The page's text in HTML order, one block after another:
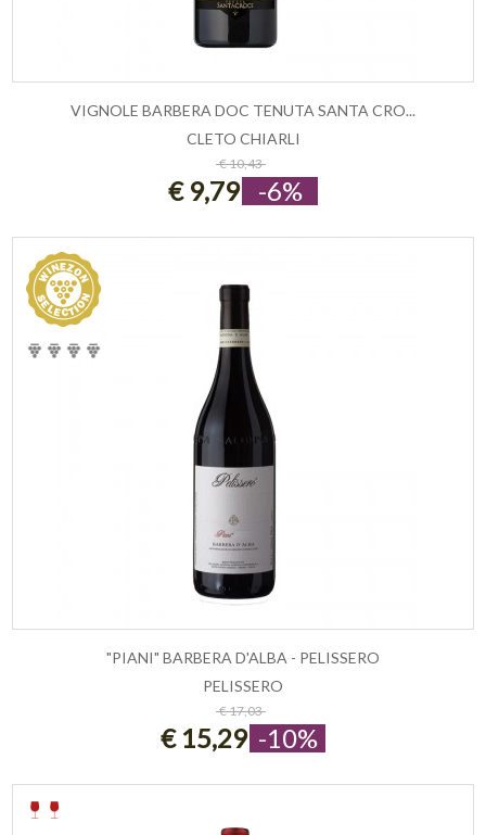
ESAURITO
VIGNOLE BARBERA DOC TENUTA SANTA CRO...
CLETO CHIARLI
€ 10,43
€ 9,79 -6%
ESAURITO
"PIANI" BARBERA D'ALBA - PELISSERO
PELISSERO
€ 17,03
€ 15,29 -10%